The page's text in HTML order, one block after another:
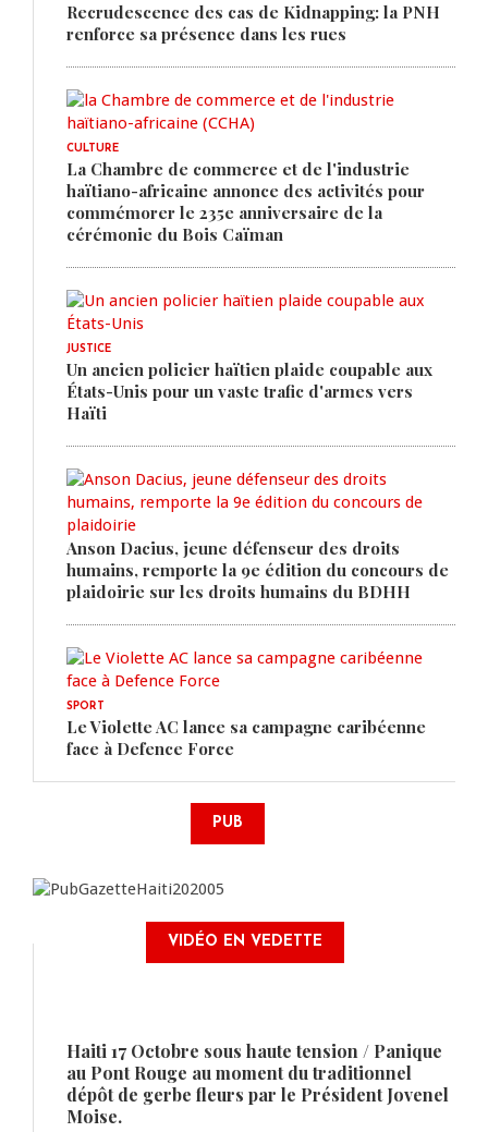
Recrudescence des cas de Kidnapping: la PNH
renforce sa présence dans les rues
CULTURE
La Chambre de commerce et de l'industrie
haïtiano-africaine annonce des activités pour
commémorer le 235e anniversaire de la
cérémonie du Bois Caïman
JUSTICE
Un ancien policier haïtien plaide coupable aux
États-Unis pour un vaste trafic d'armes vers
Haïti
Anson Dacius, jeune défenseur des droits
humains, remporte la 9e édition du concours de
plaidoirie sur les droits humains du BDHH
SPORT
Le Violette AC lance sa campagne caribéenne
face à Defence Force
PUB
VIDÉO EN VEDETTE
Haiti 17 Octobre sous haute tension / Panique
au Pont Rouge au moment du traditionnel
dépôt de gerbe fleurs par le Président Jovenel
Moise.